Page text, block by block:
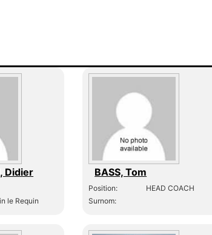
Didier
le Requin
BASS, Tom
Position:
HEAD COACH
Surnom: